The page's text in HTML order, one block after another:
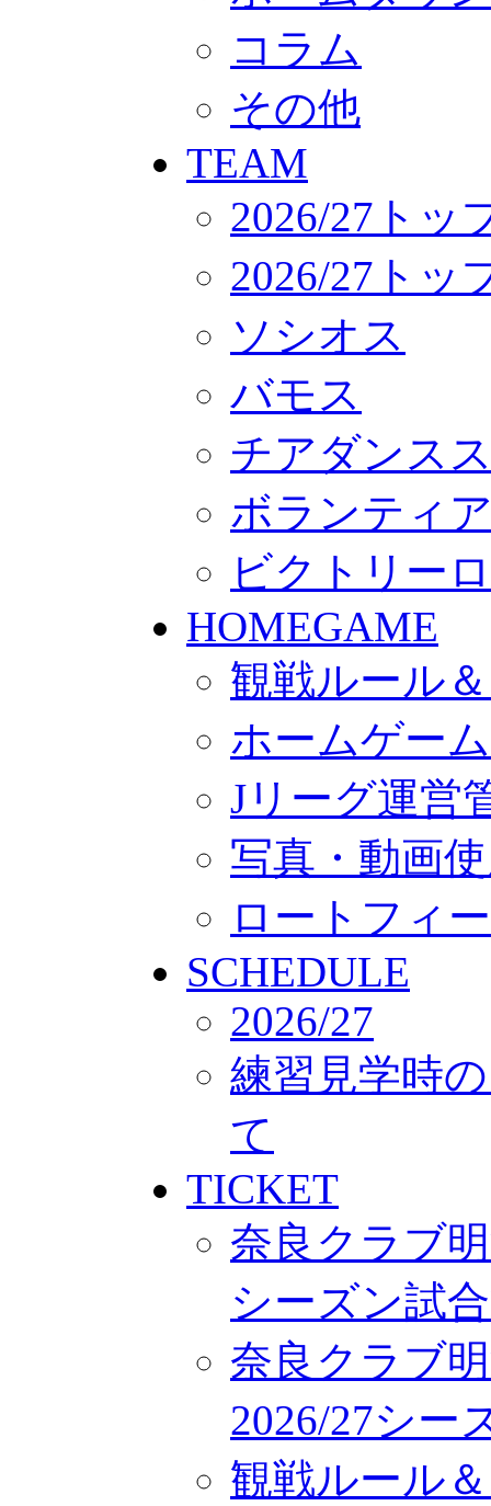
クラブ理念
クラブ情報
サステナビリティ
Web制作支援
コラム
その他
TEAM
2026/27トッ
2026/27トッ
ソシオス
バモス
チアダンス
ボランティ
ビクトリー
HOMEGAME
観戦ルール
ホームゲー
Jリーグ運営
写真・動画
ロートフィ
SCHEDULE
2026/27
練習見学時
て
TICKET
奈良クラブ
シーズン試
奈良クラブ
2026/27シー
観戦ルール